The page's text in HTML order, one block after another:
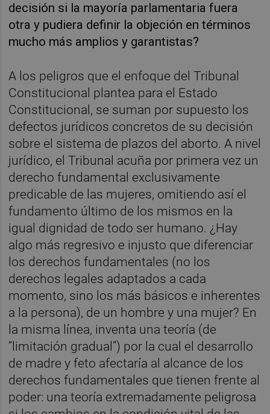
decisión si la mayoría parlamentaria fuera
otra y pudiera definir la objeción en términos
mucho más amplios y garantistas?
A los peligros que el enfoque del Tribunal
Constitucional plantea para el Estado
Constitucional, se suman por supuesto los
defectos jurídicos concretos de su decisión
sobre el sistema de plazos del aborto. A nivel
jurídico, el Tribunal acuña por primera vez un
derecho fundamental exclusivamente
predicable de las mujeres, omitiendo así el
fundamento último de los mismos en la
igual dignidad de todo ser humano. ¿Hay
algo más regresivo e injusto que diferenciar
los derechos fundamentales (no los
derechos legales adaptados a cada
momento, sino los más básicos e inherentes
a la persona), de un hombre y una mujer? En
la misma línea, inventa una teoría (de
“limitación gradual”) por la cual el desarrollo
de madre y feto afectaría al alcance de los
derechos fundamentales que tienen frente al
poder: una teoría extremadamente peligrosa